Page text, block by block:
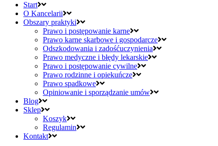
Start
O Kancelarii
Obszary praktyki
Prawo i postępowanie karne
Prawo karne skarbowe i gospodarcze
Odszkodowania i zadośćuczynienia
Prawo medyczne i błędy lekarskie
Prawo i postępowanie cywilne
Prawo rodzinne i opiekuńcze
Prawo spadkowe
Opiniowanie i sporządzanie umów
Blog
Sklep
Koszyk
Regulamin
Kontakt